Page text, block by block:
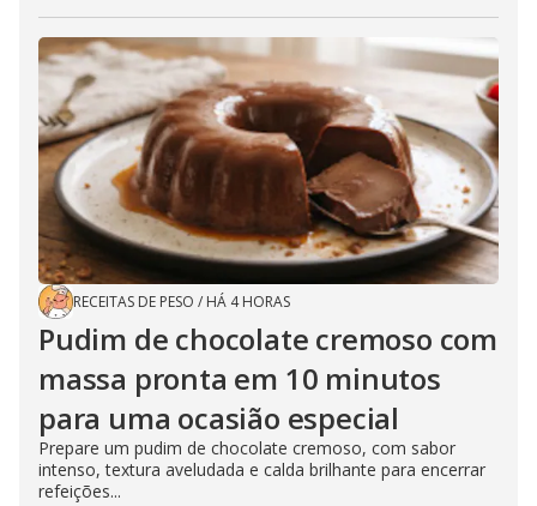
RECEITAS DE PESO / HÁ 4 HORAS
Pudim de chocolate cremoso com
massa pronta em 10 minutos
para uma ocasião especial
Prepare um pudim de chocolate cremoso, com sabor
intenso, textura aveludada e calda brilhante para encerrar
refeições...